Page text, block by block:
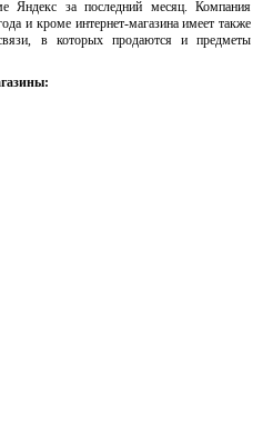
Яндекс за последний месяц. Компания
и кроме интернет-магазина имеет также
в которых продаются и предметы